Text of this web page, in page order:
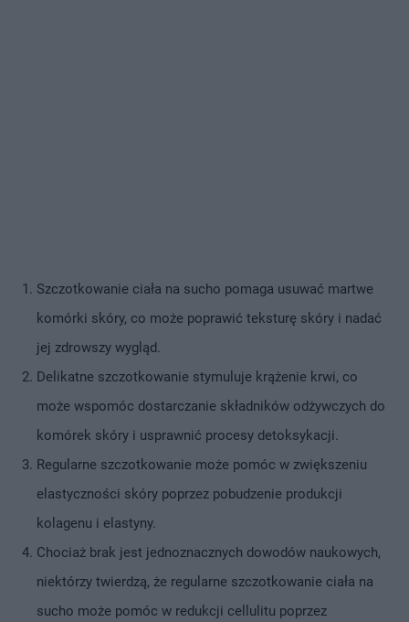
Szczotkowanie ciała na sucho pomaga usuwać martwe
komórki skóry, co może poprawić teksturę skóry i nadać
jej zdrowszy wygląd.
Delikatne szczotkowanie stymuluje krążenie krwi, co
może wspomóc dostarczanie składników odżywczych do
komórek skóry i usprawnić procesy detoksykacji.
Regularne szczotkowanie może pomóc w zwiększeniu
elastyczności skóry poprzez pobudzenie produkcji
kolagenu i elastyny.
Chociaż brak jest jednoznacznych dowodów naukowych,
niektórzy twierdzą, że regularne szczotkowanie ciała na
sucho może pomóc w redukcji cellulitu poprzez